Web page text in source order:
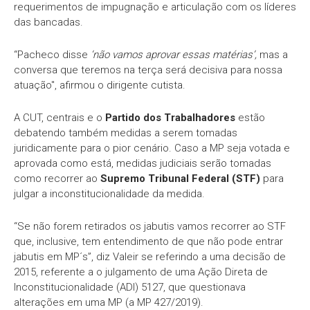
requerimentos de impugnação e articulação com os líderes
das bancadas.
“Pacheco disse ‘não vamos aprovar essas matérias’, mas a
conversa que teremos na terça será decisiva para nossa
atuação", afirmou o dirigente cutista.
A CUT, centrais e o Partido dos Trabalhadores estão
debatendo também medidas a serem tomadas
juridicamente para o pior cenário. Caso a MP seja votada e
aprovada como está, medidas judiciais serão tomadas
como recorrer ao Supremo Tribunal Federal (STF) para
julgar a inconstitucionalidade da medida.
“Se não forem retirados os jabutis vamos recorrer ao STF
que, inclusive, tem entendimento de que não pode entrar
jabutis em MP´s”, diz Valeir se referindo a uma decisão de
2015, referente a o julgamento de uma Ação Direta de
Inconstitucionalidade (ADI) 5127, que questionava
alterações em uma MP (a MP 427/2019).